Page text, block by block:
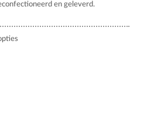
en geleverd.